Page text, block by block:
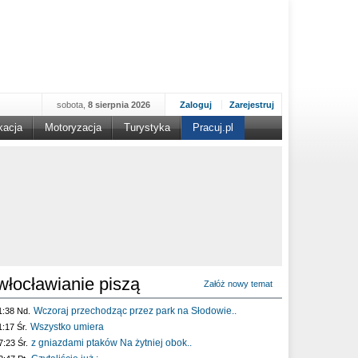
Zaloguj Zarejestruj
sobota, 8 sierpnia 2026
Motoryzacja Turystyka Pracuj.pl
piszą Załóż nowy temat
Nd. Wczoraj przechodząc przez park na Słodowie..
Śr. Wszystko umiera
Śr. z gniazdami ptaków Na żytniej obok..